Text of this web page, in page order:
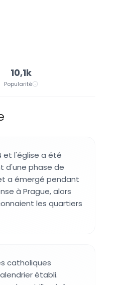
10,1k
Popularité
et l'église a été
d'une phase de
a émergé pendant
à Prague, alors
les quartiers
catholiques
établi.